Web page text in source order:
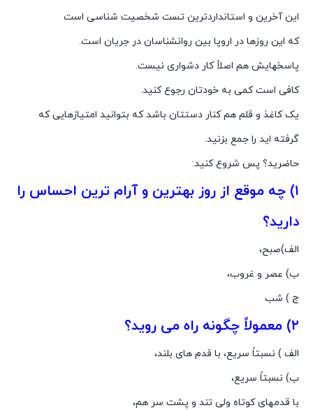
این آخرین و استانداردترین تست شخصیت شناسى است
که این روزها در اروپا بین روانشناسان در جریان است.
پاسخهایش هم اصلاً کار دشوارى نیست.
کافى است کمى به خودتان رجوع کنید.
یک کاغذ و قلم هم کنار دستتان باشد که بتوانید امتیازهایى که
گرفته اید را جمع بزنید.
حاضرید؟ پس شروع کنید:
۱) چه موقع از روز بهترین و آرام ترین احساس را
دارید؟
الف)صبح،
ب) عصر و غروب،
ج ) شب
۲) معمولاً چگونه راه مى روید؟
الف ) نسبتاً سریع، با قدم هاى بلند،
ب) نسبتاً سریع،
با قدمهاى کوتاه ولى تند و پشت سر هم،